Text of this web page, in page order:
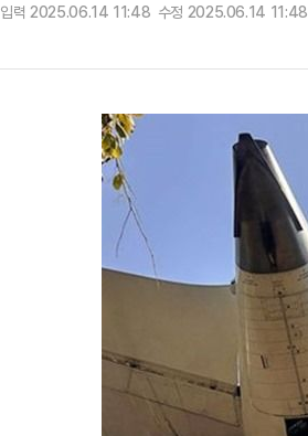
입력 2025.06.14 11:48 수정 2025.06.14 11:48